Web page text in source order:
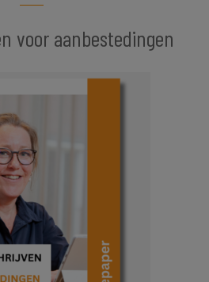
voor aanbestedingen